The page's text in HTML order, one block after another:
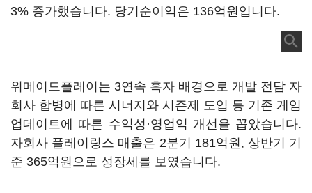
3% 증가했습니다. 당기순이익은 136억원입니다.
위메이드플레이는 3연속 흑자 배경으로 개발 전담 자
회사 합병에 따른 시너지와 시즌제 도입 등 기존 게임
업데이트에 따른 수익성·영업익 개선을 꼽았습니다.
자회사 플레이링스 매출은 2분기 181억원, 상반기 기
준 365억원으로 성장세를 보였습니다.